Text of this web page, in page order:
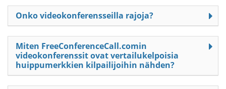
Onko videokonferensseilla rajoja?
Miten FreeConferenceCall.comin
videokonferenssit ovat vertailukelpoisia
huippumerkkien kilpailijoihin nähden?